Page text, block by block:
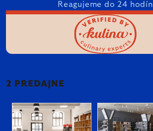
Reagujeme do 24 hodín
2 PREDAJNE